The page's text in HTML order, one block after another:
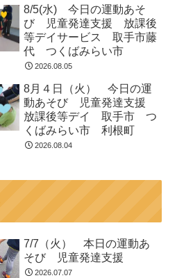
8/5(水) 今日の運動あそ
び 児童発達支援 放課後
等デイサービス 取手市藤
代 つくばみらい市
2026.08.05
8月４日（火） 今日の運
動あそび 児童発達支援
放課後等デイ 取手市 つ
くばみらい市 利根町
2026.08.04
7/7（火） 本日の運動あ
そび 児童発達支援
2026.07.07